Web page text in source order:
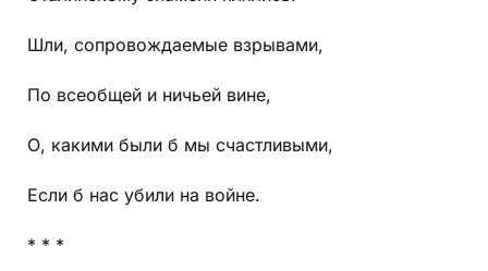
Шли, сопровождаемые взрывами,
По всеобщей и ничьей вине,
О, какими были б мы счастливыми,
Если б нас убили на войне.
* * *